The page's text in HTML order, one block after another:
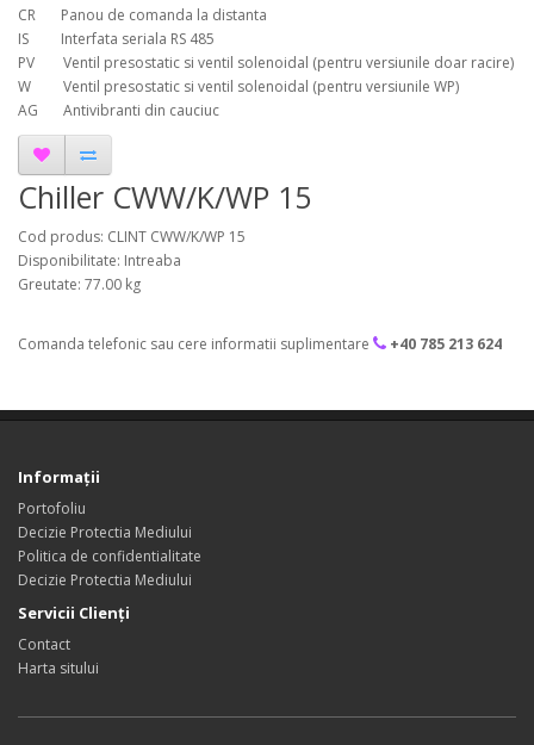
CR Panou de comanda la distanta
IS Interfata seriala RS 485
PV Ventil presostatic si ventil solenoidal (pentru versiunile doar racire)
W Ventil presostatic si ventil solenoidal (pentru versiunile WP)
AG Antivibranti din cauciuc
Chiller CWW/K/WP 15
Cod produs: CLINT CWW/K/WP 15
Disponibilitate: Intreaba
Greutate: 77.00 kg
Comanda telefonic sau cere informatii suplimentare +40 785 213 624
Informaţii
Portofoliu
Decizie Protectia Mediului
Politica de confidentialitate
Decizie Protectia Mediului
Servicii Clienţi
Contact
Harta sitului